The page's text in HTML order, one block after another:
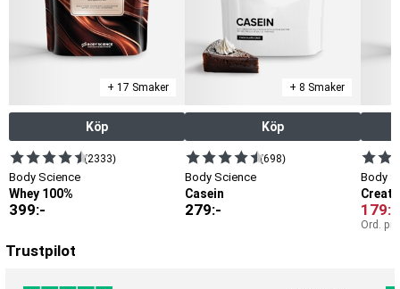
+ 17 Smaker
Köp
(2333)
Body Science
Whey 100%
399:-
+ 8 Smaker
Köp
(698)
Body Science
Casein
279:-
Body
179:-
Ord.
Trustpilot